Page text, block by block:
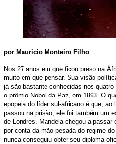
por Mauricio Monteiro Filho
Nos 27 anos em que ficou preso na
muito em que pensar. Sua visão
já são bastante conhecidas nos
o prêmio Nobel da Paz, em 1993. O
epopeia do líder sul-africano é que, ao
passou na prisão, ele foi também um
de Londres. Mandela chegou a
por conta da mão pesada do regime do
nunca conseguiu obter seu diploma